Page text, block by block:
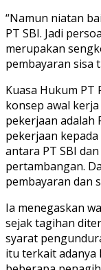
“Namun niatan
PT SBI. Jadi
merupakan
pembayaran sisa
Kuasa Hukum PT
konsep awal
pekerjaan adalah
pekerjaan
antara PT SBI
pertambangan.
pembayaran dan
Ia menegaskan
sejak tagihan
syarat
itu terkait adanya